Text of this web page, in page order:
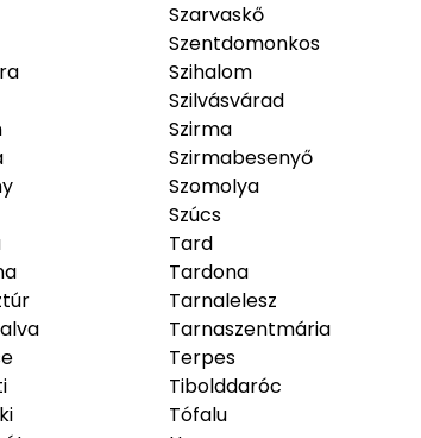
Szarvaskő
Szentdomonkos
Szihalom
Szilvásvárad
Szirma
Szirmabesenyő
Szomolya
Szúcs
Tard
Tardona
Tarnalelesz
Tarnaszentmária
Terpes
Tibolddaróc
Tófalu